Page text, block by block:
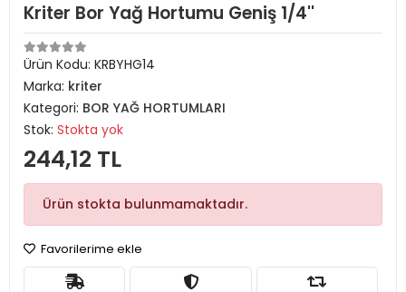
Kriter Bor Yağ Hortumu Geniş 1/4''
Ürün Kodu: KRBYHG14
Marka: kriter
Kategori: BOR YAĞ HORTUMLARI
Stok: Stokta yok
244,12 TL
Ürün stokta bulunmamaktadır.
Favorilerime ekle